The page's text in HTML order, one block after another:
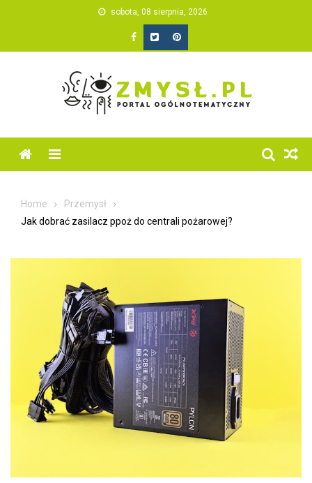
sobota, 08 sierpnia, 2026
Home
Przemysł
Jak dobrać zasilacz ppoż do centrali pożarowej?